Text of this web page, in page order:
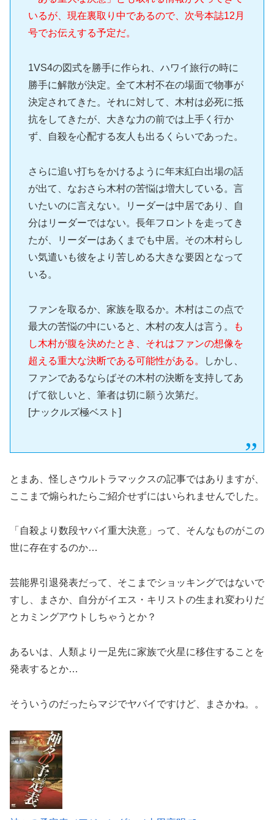
いるが、現在裏取り中であるので、次号本誌12月
号でお伝えする予定だ。
1VS4の図式を勝手に作られ、ハワイ旅行の時に
勝手に解散が決定。全て木村不在の場面で物事が
決定されてきた。それに対して、木村は必死に抵
抗をしてきたが、大きな力の前では上手く行か
ず、自殺を心配する友人も出るくらいであった。
さらに追い打ちをかけるように年末紅白出場の話
が出て、なおさら木村の苦悩は増大している。言
いたいのに言えない。リーダーは中居であり、自
分はリーダーではない。長年フロントを走ってき
たが、リーダーはあくまでも中居。その木村らし
い気遣いも彼をより苦しめる大きな要因となって
いる。
ファンを取るか、家族を取るか。木村はこの点で
最大の苦悩の中にいると、木村の友人は言う。
も
し木村が腹を決めたとき、それはファンの想像を
超える重大な決断である可能性がある。
しかし、
ファンであるならばその木村の決断を支持してあ
げて欲しいと、筆者は切に願う次第だ。
[ナックルズ極ベスト]
とまあ、怪しさウルトラマックスの記事ではありますが、
ここまで煽られたらご紹介せずにはいられませんでした。
「自殺より数段ヤバイ重大決意」って、そんなものがこの
世に存在するのか…
芸能界引退発表だって、そこまでショッキングではないで
すし、まさか、自分がイエス・キリストの生まれ変わりだ
とカミングアウトしちゃうとか？
あるいは、人類より一足先に家族で火星に移住することを
発表するとか…
そういうのだったらマジでヤバイですけど、まさかね。。